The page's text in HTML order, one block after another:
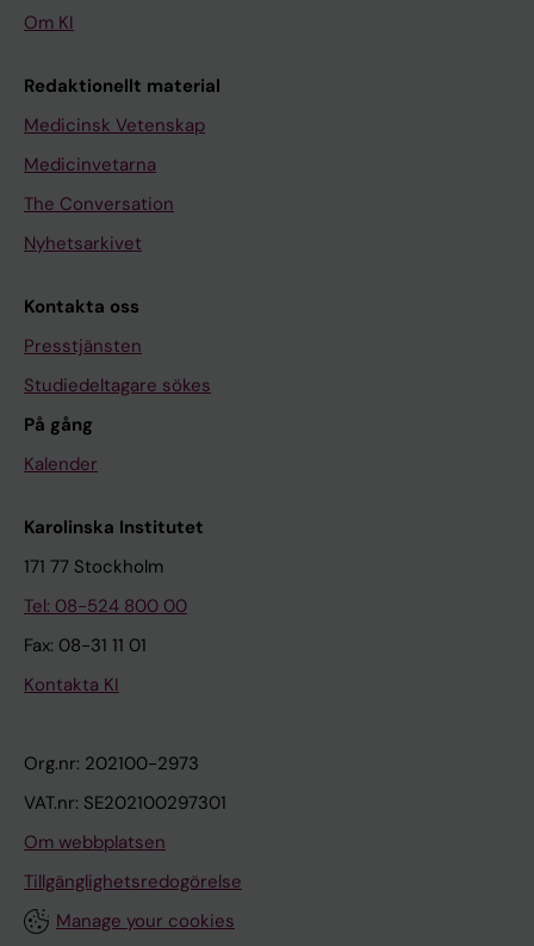
Om KI
Redaktionellt material
Medicinsk Vetenskap
Medicinvetarna
The Conversation
Nyhetsarkivet
Kontakta oss
Presstjänsten
Studiedeltagare sökes
På gång
Kalender
Karolinska Institutet
171 77 Stockholm
Tel: 08-524 800 00
Fax: 08-31 11 01
Kontakta KI
Org.nr: 202100-2973
VAT.nr: SE202100297301
Om webbplatsen
Tillgänglighetsredogörelse
Manage your cookies